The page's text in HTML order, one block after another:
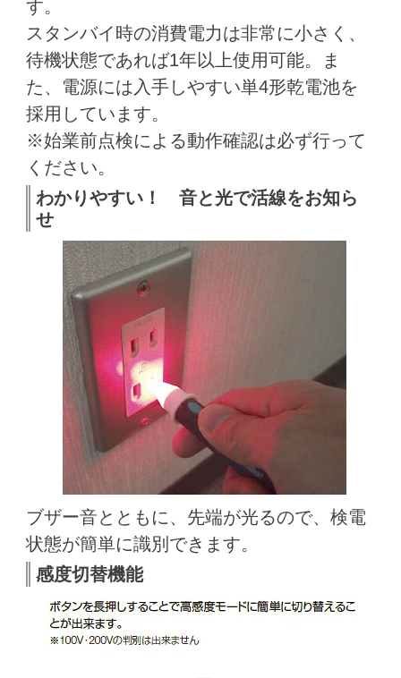
す。
スタンバイ時の消費電力は非常に小さく、
待機状態であれば1年以上使用可能。ま
た、電源には入手しやすい単4形乾電池を
採用しています。
※始業前点検による動作確認は必ず行って
ください。
わかりやすい！ 音と光で活線をお知ら
せ
ブザー音とともに、先端が光るので、検電
状態が簡単に識別できます。
感度切替機能